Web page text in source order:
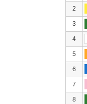
2
3
4
5
6
7
8